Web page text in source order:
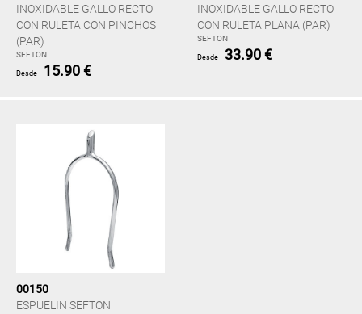
INOXIDABLE GALLO RECTO
CON RULETA CON PINCHOS
(PAR)
SEFTON
Desde 15.90 €
INOXIDABLE GALLO RECTO
CON RULETA PLANA (PAR)
SEFTON
Desde 33.90 €
00150
ESPUELIN SEFTON